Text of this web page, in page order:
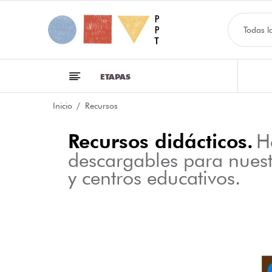
Todas
ETAPAS
Inicio Recursos
Recursos didácticos.
descargables para
y centros educativos.